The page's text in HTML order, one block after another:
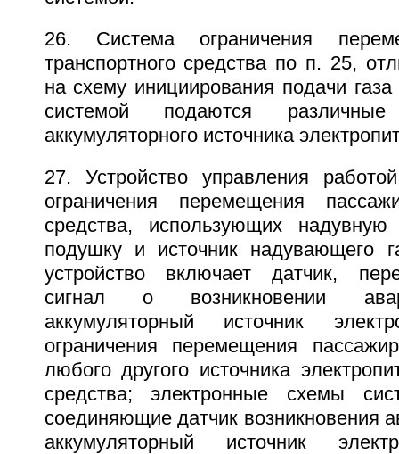
26. Система ограничения
транспортного средства по п. 25,
на схему инициирования подачи
системой подаются
аккумуляторного источника
27. Устройство управления
ограничения перемещения
средства, использующих надувную
подушку и источник надувающего
устройство включает датчик,
сигнал о возникновении
аккумуляторный источник
ограничения перемещения
любого другого источника
средства; электронные схемы
соединяющие датчик возникновения
аккумуляторный источник